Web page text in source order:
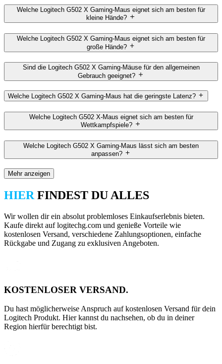
Welche Logitech G502 X Gaming-Maus eignet sich am besten für
kleine Hände?
Welche Logitech G502 X Gaming-Maus eignet sich am besten für
große Hände?
Sind die Logitech G502 X Gaming-Mäuse für den allgemeinen
Gebrauch geeignet?
Welche Logitech G502 X Gaming-Maus hat die geringste Latenz?
Welche Logitech G502 X-Maus eignet sich am besten für
Wettkampfspiele?
Welche Logitech G502 X Gaming-Maus lässt sich am besten
anpassen?
Mehr anzeigen
HIER FINDEST DU ALLES
Wir wollen dir ein absolut problemloses Einkaufserlebnis bieten.
Kaufe direkt auf logitechg.com und genieße Vorteile wie
kostenlosen Versand, verschiedene Zahlungsoptionen, einfache
Rückgabe und Zugang zu exklusiven Angeboten.
KOSTENLOSER VERSAND.
Du hast möglicherweise Anspruch auf kostenlosen Versand für dein
Logitech Produkt. Hier kannst du nachsehen, ob du in deiner
Region hierfür berechtigt bist.